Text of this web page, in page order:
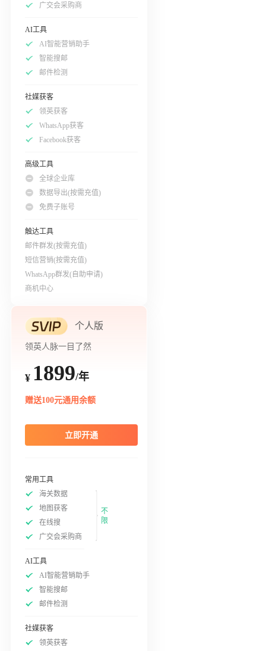
广交会采购商
AI工具
AI智能营销助手
智能搜邮
邮件检测
社媒获客
领英获客
WhatsApp获客
Facebook获客
高级工具
全球企业库
数据导出(按需充值)
免费子账号
触达工具
邮件群发(按需充值)
短信营销(按需充值)
WhatsApp群发(自助申请)
商机中心
个人版
领英人脉一目了然
¥ 1899/年
赠送100元通用余额
立即开通
常用工具
海关数据
地图获客
在线搜
广交会采购商
不
限
AI工具
AI智能营销助手
智能搜邮
邮件检测
社媒获客
领英获客